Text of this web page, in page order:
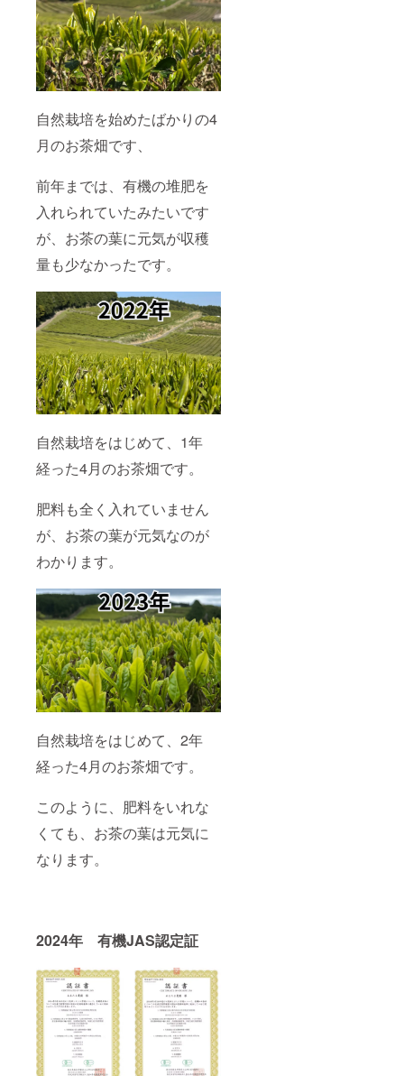
自然栽培を始めたばかりの4
月のお茶畑です、
前年までは、有機の堆肥を
入れられていたみたいです
が、お茶の葉に元気が収穫
量も少なかったです。
自然栽培をはじめて、1年
経った4月のお茶畑です。
肥料も全く入れていません
が、お茶の葉が元気なのが
わかります。
自然栽培をはじめて、2年
経った4月のお茶畑です。
このように、肥料をいれな
くても、お茶の葉は元気に
なります。
2024年 有機JAS認定証